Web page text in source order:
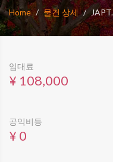
Home 물건 상세
임대료
¥ 108,000
공익비등
¥ 0